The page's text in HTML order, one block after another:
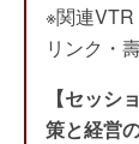
※関連
リンク・
【セッ
策と経営